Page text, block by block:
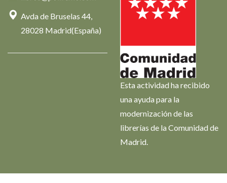
Avda de Bruselas 44,
28028 Madrid(España)
Esta actividad ha recibido
una ayuda para la
modernización de las
librerías de la Comunidad de
Madrid.